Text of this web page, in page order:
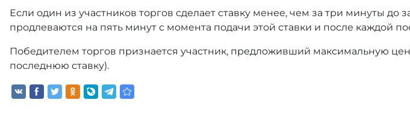
Если один из участников торгов сделает ставку менее, чем за три минуты до
продлеваются на пять минут с момента подачи этой ставки и после каждой
Победителем торгов признается участник, предложивший максимальную
последнюю ставку).